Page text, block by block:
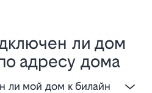
ли дом
адресу дома
ли мой дом к билайн